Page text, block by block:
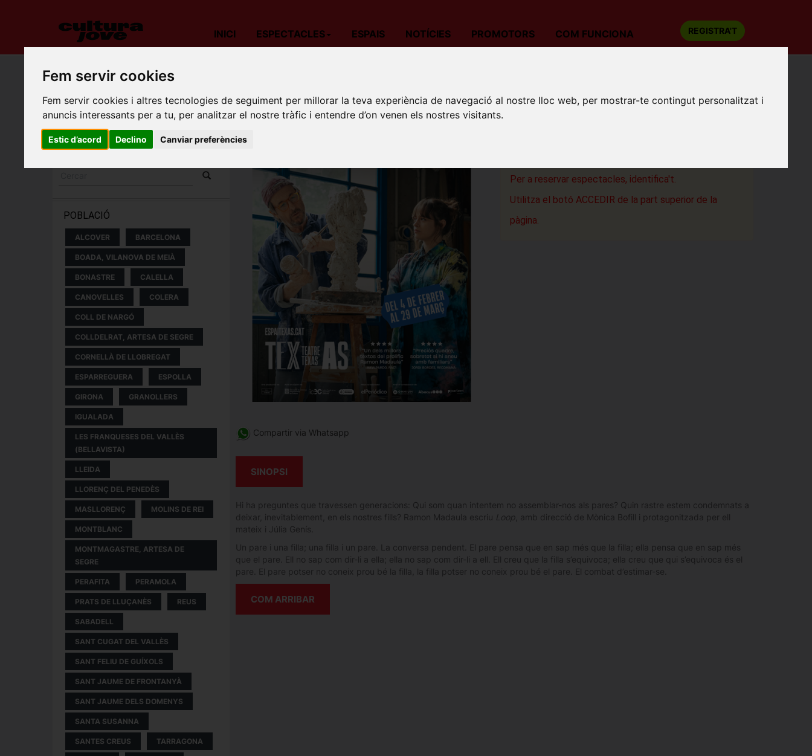
Fem servir cookies
Fem servir cookies i altres tecnologies de seguiment per millorar la teva experiència de navegació al nostre lloc web, per mostrar-te contingut personalitzat i
anuncis interessants per a tu, per analitzar el nostre tràfic i entendre d’on venen els nostres visitants.
Estic d’acord Declino Canviar preferències
INICI ESPECTACLES ESPAIS NOTÍCIES PROMOTORS COM FUNCIONA REGISTRA'T
ESPECTACLES I
CONCERTS
POBLACIÓ
ALCOVER BARCELONA
BOADA, VILANOVA DE MEIÀ
BONASTRE CALELLA
CANOVELLES COLERA
COLL DE NARGÓ
COLLDELRAT, ARTESA DE SEGRE
CORNELLÀ DE LLOBREGAT
ESPARREGUERA ESPOLLA
GIRONA GRANOLLERS
IGUALADA
LES FRANQUESES DEL VALLÈS
(BELLAVISTA)
LLEIDA
LLORENÇ DEL PENEDÈS
MASLLORENÇ MOLINS DE REI
MONTBLANC
MONTMAGASTRE, ARTESA DE
SEGRE
PERAFITA PERAMOLA
PRATS DE LLUÇANÈS REUS
SABADELL
SANT CUGAT DEL VALLÈS
SANT FELIU DE GUÍXOLS
SANT JAUME DE FRONTANYÀ
SANT JAUME DELS DOMENYS
SANTA SUSANNA
SANTES CREUS TARRAGONA
LOOP
Per a reservar espectacles, identifica't.
Utilitza el botó ACCEDIR de la part superior de la
pàgina.
Compartir via Whatsapp
SINOPSI
Hi ha preguntes que travessen generacions: Qui som quan intentem no assemblar-nos als pares? Quin rastre estem condemnats a
deixar, inevitablement, en els nostres fills? Ramon Madaula escriu Loop
, amb direcció de Mònica Bofill i protagonitzada per ell
mateix i Júlia Genís.
Un pare i una filla; una filla i un pare. La conversa pendent. El pare pensa que en sap més que la filla; ella pensa que en sap més
que el pare. Ell no sap com dir-li a ella; ella no sap com dir-li a ell. Ell creu que la filla s’equivoca; ella creu que qui s’equivoca és el
pare. El pare potser no coneix prou bé la filla, la filla potser no coneix prou bé el pare. El combat d’estimar-se.
COM ARRIBAR